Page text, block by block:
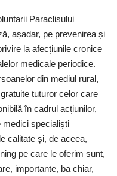
Paraclisului
așadar, pe prevenirea și
la afecțiunile cronice
medicale periodice.
din mediul rural,
tuturor celor care
în cadrul acțiunilor,
medici specialiști
calitate și, de aceea,
pe care le oferim sunt,
importante, ba chiar,